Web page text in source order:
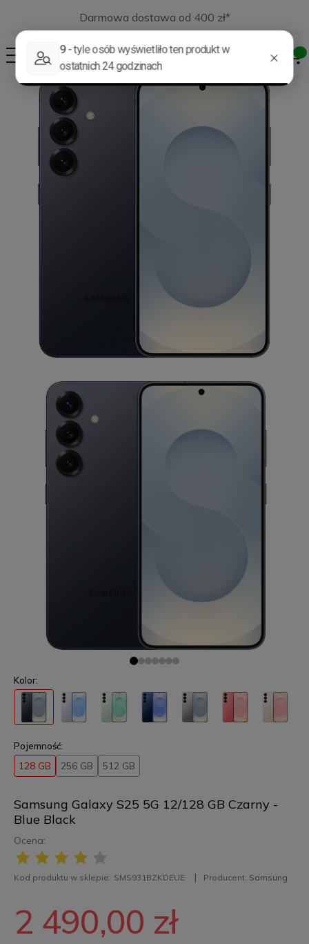
Darmowa dostawa od 400 zł*
Samsung Galaxy S25 5G 12/128 GB Czarny -
Blue Black
Ocena:
Kod produktu w sklepie: SMS931BZKDEUE Producent: Samsung
Kolor:
Pojemność:
128 GB 256 GB 512 GB
2 490,00 zł